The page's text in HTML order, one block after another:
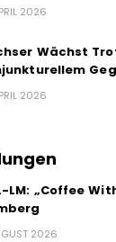
2026
Wächst
2026
LM: „Coffee
2026